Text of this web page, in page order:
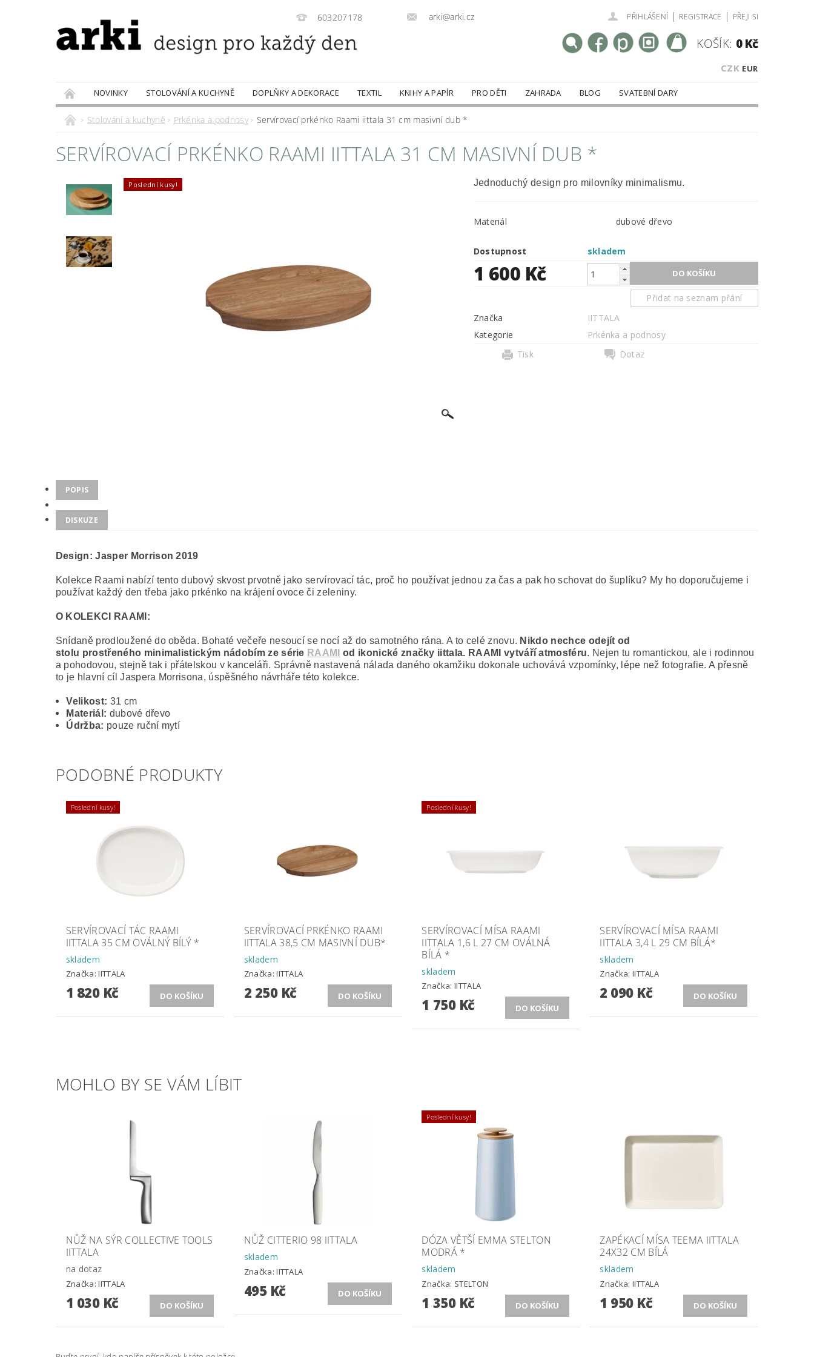
603207178 arki@arki.cz PŘIHLÁŠENÍ | REGISTRACE | PŘEJI SI
CZK EUR
KOŠÍK: 0 Kč
NOVINKY STOLOVÁNÍ A KUCHYNĚ DOPLŇKY A DEKORACE TEXTIL KNIHY A PAPÍR PRO DĚTI ZAHRADA BLOG
SVATEBNÍ DARY
PRODÁVANÉ ZNAČKY
DOBROTY
Stolování a kuchyně Prkénka a podnosy Servírovací prkénko Raami iittala 31 cm masivní dub *
SERVÍROVACÍ PRKÉNKO RAAMI IITTALA 31 CM MASIVNÍ DUB *
Poslední kusy! Jednoduchý design pro milovníky minimalismu.
Materiál dubové dřevo
Dostupnost skladem
1 600 Kč
Přidat na seznam přání
Značka
IITTALA
Kategorie
Prkénka a podnosy
Tisk
Dotaz
POPIS
DISKUZE
Design: Jasper Morrison 2019
Kolekce Raami nabízí tento dubový skvost prvotně jako servírovací tác, proč ho používat jednou za čas a pak ho schovat do šuplíku? My ho doporučujeme i
používat každý den třeba jako prkénko na krájení ovoce či zeleniny.
O KOLEKCI RAAMI:
Snídaně prodloužené do oběda. Bohaté večeře nesoucí se nocí až do samotného rána. A to celé znovu. Nikdo nechce odejít od
stolu prostřeného minimalistickým nádobím ze série RAAMI od ikonické značky iittala. RAAMI vytváří atmosféru. Nejen tu romantickou, ale i rodinnou
a pohodovou, stejně tak i přátelskou v kanceláři. Správně nastavená nálada daného okamžiku dokonale uchovává vzpomínky, lépe než fotografie. A přesně
to je hlavní cíl Jaspera Morrisona, úspěšného návrháře této kolekce.
Velikost: 31 cm
Materiál: dubové dřevo
Údržba: pouze ruční mytí
PODOBNÉ PRODUKTY
Poslední kusy!
SERVÍROVACÍ TÁC RAAMI
IITTALA 35 CM OVÁLNÝ BÍLÝ *
skladem
Značka:IITTALA
1 820 Kč
SERVÍROVACÍ PRKÉNKO RAAMI
IITTALA 38,5 CM MASIVNÍ DUB*
skladem
Značka:IITTALA
2 250 Kč
Poslední kusy!
SERVÍROVACÍ MÍSA RAAMI
IITTALA 1,6 L 27 CM OVÁLNÁ
BÍLÁ *
skladem
Značka:IITTALA
1 750 Kč
SERVÍROVACÍ MÍSA RAAMI
IITTALA 3,4 L 29 CM BÍLÁ*
skladem
Značka: IITTALA
2 090 Kč
MOHLO BY SE VÁM LÍBIT
NŮŽ NA SÝR COLLECTIVE TOOLS
IITTALA
na dotaz
Značka:IITTALA
1 030 Kč
NŮŽ CITTERIO 98 IITTALA
skladem
Značka:IITTALA
495 Kč
Poslední kusy!
DÓZA VĚTŠÍ EMMA STELTON
MODRÁ *
skladem
Značka: STELTON
1 350 Kč
ZAPÉKACÍ MÍSA TEEMA IITTALA
24X32 CM BÍLÁ
skladem
Značka: IITTALA
1 950 Kč